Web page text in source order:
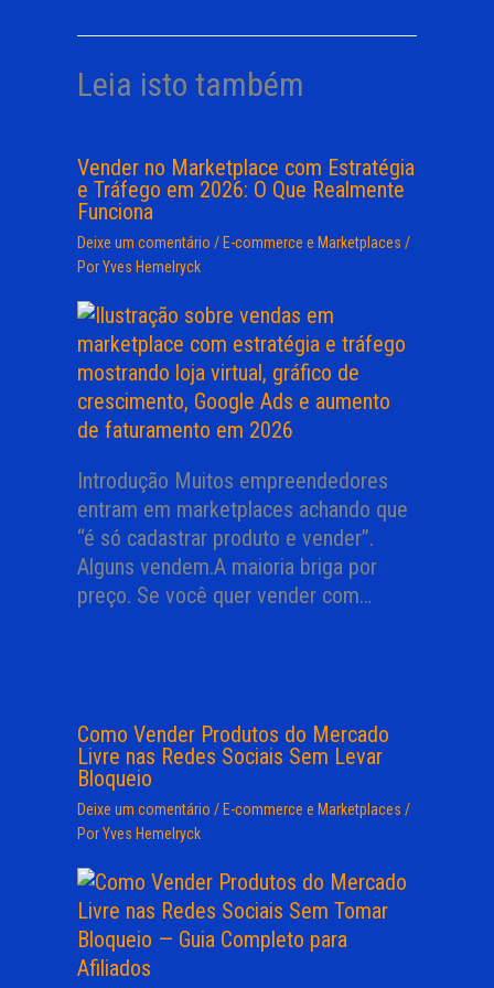
Leia isto também
Vender no Marketplace com Estratégia
e Tráfego em 2026: O Que Realmente
Funciona
Deixe um comentário / E-commerce e Marketplaces /
PorYves Hemelryck
Introdução Muitos empreendedores
entram em marketplaces achando que
“é só cadastrar produto e vender”.
Alguns vendem.A maioria briga por
preço. Se você quer vender com…
Como Vender Produtos do Mercado
Livre nas Redes Sociais Sem Levar
Bloqueio
Deixe um comentário / E-commerce e Marketplaces /
PorYves Hemelryck